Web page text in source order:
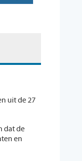
uit de 27
dat de
en